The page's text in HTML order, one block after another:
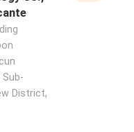
District,